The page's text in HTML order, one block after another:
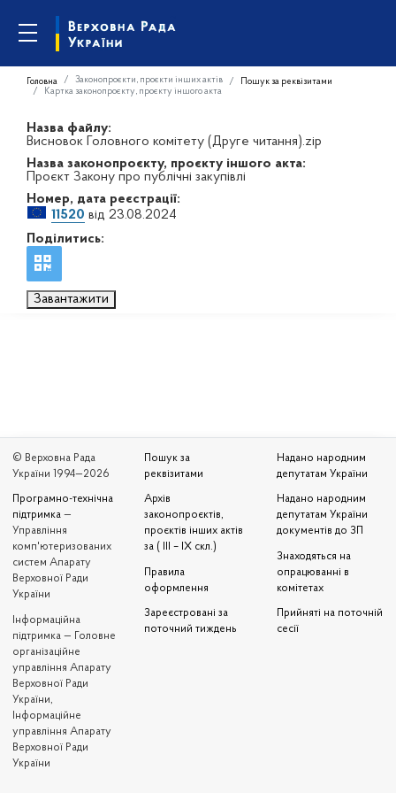
Головна Законопроєкти, проєкти інших актів
Пошук за реквізитами
Картка законопроєкту, проєкту іншого акта
Назва файлу:
Висновок Головного комітету (Друге читання).zip
Назва законопроєкту, проєкту іншого акта:
Проєкт Закону про публічні закупівлі
Номер, дата реєстрації:
11520 від 23.08.2024
Поділитись:
Завантажити
© Верховна Рада
України 1994—2026
Програмно-технічна
підтримка —
Управління
комп'ютеризованих
систем Апарату
Верховної Ради
України
Iнформаційна
підтримка — Головне
організаційне
управління Апарату
Верховної Ради
України,
Інформаційне
управління Апарату
Верховної Ради
України
Пошук за
реквізитами
Архів
законопроєктів,
проєктів інших актів
за ( III – IX скл.)
Правила
оформлення
Зареєстровані за
поточний тиждень
Надано народним
депутатам України
Надано народним
депутатам України
документів до ЗП
Знаходяться на
опрацюванні в
комітетах
Прийняті на поточній
сесії